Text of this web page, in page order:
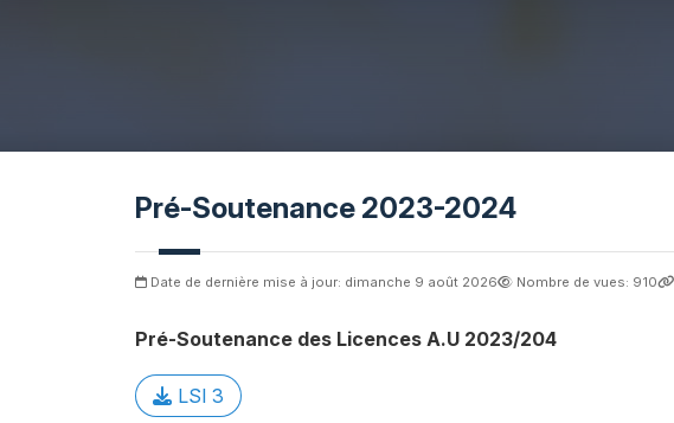
Pré-Soutenance 2023-2024
Date de dernière mise à jour: dimanche 9 août 2026 Nombre de vues: 910
Pré-Soutenance des Licences A.U 2023/204
LSI 3